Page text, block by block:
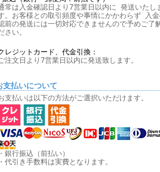
常は入金確認日より7営業日以内に 発送いたし
。お客様との取引頻度や事情にかかわらず 入
前の発送には一切対応できませんので予めご了
さい。
レジットカード、代金引換：
注文日より7営業日以内に発送致します。
支払いについて
支払いは以下の方法がご選択いただけます。
・銀行振込（前払い）
・代引き手数料は実費となります。